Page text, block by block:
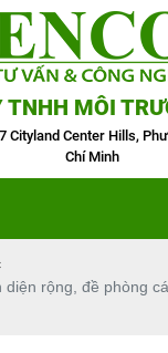
TNHH MÔI
Center Hills,
Chí Minh
diện rộng, đề phòng